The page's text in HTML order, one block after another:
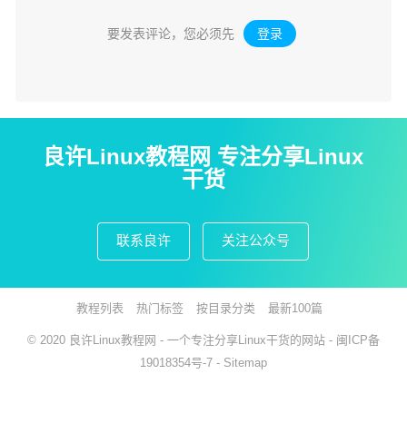
要发表评论，您必须先 登录 。
良许Linux教程网 专注分享Linux
干货
联系良许 关注公众号
教程列表 热门标签 按目录分类 最新100篇
© 2020 良许Linux教程网 - 一个专注分享Linux干货的网站 - 闽ICP备
19018354号-7 - Sitemap